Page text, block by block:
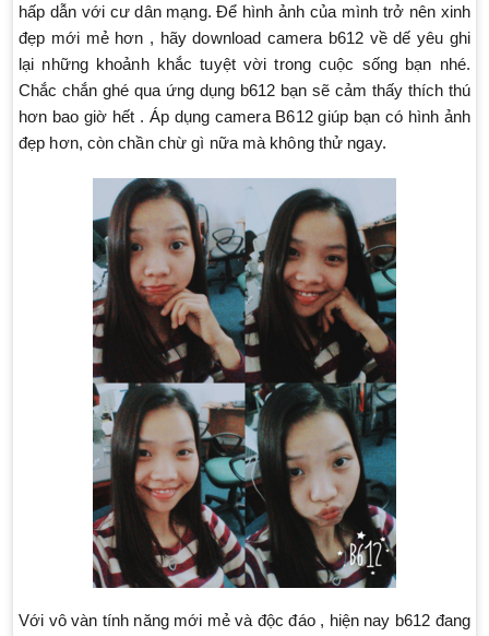
hấp dẫn với cư dân mạng. Để hình ảnh của mình trở nên xinh
đẹp mới mẻ hơn , hãy download camera b612 về dế yêu ghi
lại những khoảnh khắc tuyệt vời trong cuộc sống bạn nhé.
Chắc chắn ghé qua ứng dụng b612 bạn sẽ cảm thấy thích thú
hơn bao giờ hết . Áp dụng camera B612 giúp bạn có hình ảnh
đẹp hơn, còn chần chừ gì nữa mà không thử ngay.
Với vô vàn tính năng mới mẻ và độc đáo , hiện nay b612 đang